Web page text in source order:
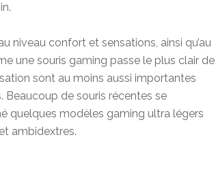
niveau confort et sensations, ainsi qu’au
une souris gaming passe le plus clair de
sont au moins aussi importantes
de souris récentes se
quelques modèles gaming ultra légers
ambidextres.